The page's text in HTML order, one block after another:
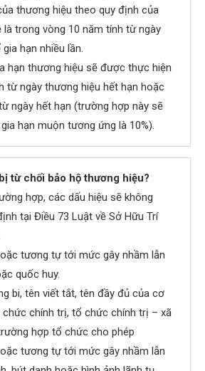
thương hiệu theo quy định của
trong vòng 10 năm tính từ ngày
hạn nhiều lần.
hạn thương hiệu sẽ được thực hiện
từ ngày thương hiệu hết hạn hoặc
ngày hết hạn (trường hợp này sẽ
hạn muộn tương ứng là 10%).
từ chối bảo hộ thương hiệu?
hợp, các dấu hiệu sẽ không
tại Điều 73 Luật về Sở Hữu Trí
tương tự tới mức gây nhầm lẫn
quốc huy.
bi, tên viết tắt, tên đầy đủ của cơ
chức chính trị, tổ chức chính trị – xã
hợp tổ chức cho phép
tương tự tới mức gây nhầm lẫn